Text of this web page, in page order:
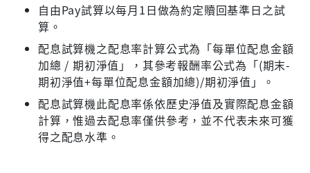
自由Pay試算以每月1日做為約定贖回基準日之試
算。
配息試算機之配息率計算公式為「每單位配息金額
加總 / 期初淨值」，其參考報酬率公式為「(期末-
期初淨值+每單位配息金額加總)/期初淨值」。
配息試算機此配息率係依歷史淨值及實際配息金額
計算，惟過去配息率僅供參考，並不代表未來可獲
得之配息水準。